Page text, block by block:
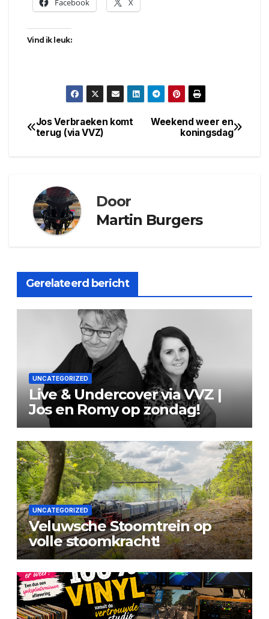
Facebook X
Vind ik leuk:
Bericht
Weekend weer en
koningsdag
Jos Verbraeken komt
terug (via VVZ)
Door
Martin Burgers
Gerelateerd bericht
UNCATEGORIZED
Live & Undercover via VVZ |
Jos en Romy op zondag!
UNCATEGORIZED
Veluwsche Stoomtrein op
volle stoomkracht!